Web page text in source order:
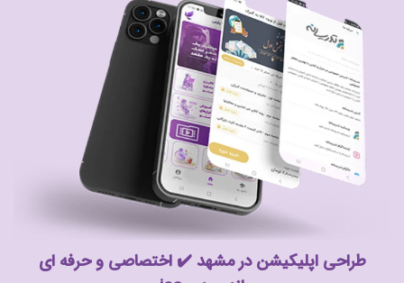
طراحی اپلیکیشن در مشهد ✔️ اختصاصی و حرفه ای